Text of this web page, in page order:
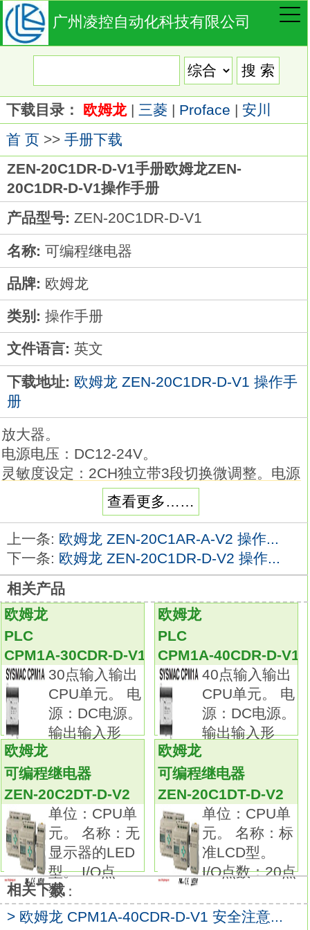
广州凌控自动化科技有限公司
下载目录： 欧姆龙| 三菱| Proface | 安川
首 页>> 手册下载
ZEN-20C1DR-D-V1手册欧姆龙ZEN-
20C1DR-D-V1操作手册
产品型号: ZEN-20C1DR-D-V1
名称: 可编程继电器
品牌: 欧姆龙
类别: 操作手册
文件语言: 英文
下载地址: 欧姆龙 ZEN-20C1DR-D-V1 操作手
册
放大器。
电源电压：DC12-24V。
灵敏度设定：2CH独立带3段切换微调整。电源
电压：DC24V。
控制输出：PNP输出。分类：高容量。
接点间隔：E (1.8mm)欧姆龙ZEN-20C1DR-D-
V1操作手册。
驱动杆：滚珠短摆杆型。
端子的种类：螺丝端子。
以高精度和丰富品种著称最畅销的基本型开关
ZEN-20C1DR-D-V1
断路容量达15A，且精度高。
备有微动开关的基本型，根据用途不同，
还有基本型、分割接触型、维持接触型等丰富
品种。
标准型中还有微小负载用系列。
备有保护端子部位的安全，
且具有防滴功能的防滴端子保护盖和塑封端子
型。分类：高灵敏度。
接点间隔：H (0.25mm)。
驱动杆：摆杆，OP小。
端子的种类：焊接端子。
以高精度和丰富品种著称最畅销的基本型开关
欧姆龙ZEN-20C1DR-D-V1操作手册。
断路容量达15A，且精度高。
备有微动开关的基本型，根据用途不同，
查看更多……
上一条: 欧姆龙 ZEN-20C1AR-A-V2 操作...
下一条: 欧姆龙 ZEN-20C1DR-D-V2 操作...
相关产品
欧姆龙
PLC
CPM1A-30CDR-D-V1
30点输入输出
CPU单元。 电
源：DC电源。
输出输入形
欧姆龙
PLC
CPM1A-40CDR-D-V1
40点输入输出
CPU单元。 电
源：DC电源。
输出输入形
欧姆龙
可编程继电器
ZEN-20C2DT-D-V2
单位：CPU单
元。 名称：无
显示器的LED
型。 I/O点
数：
欧姆龙
可编程继电器
ZEN-20C1DT-D-V2
单位：CPU单
元。 名称：标
准LCD型。
I/O点数：20点
相关下载
> 欧姆龙 CPM1A-40CDR-D-V1 安全注意...